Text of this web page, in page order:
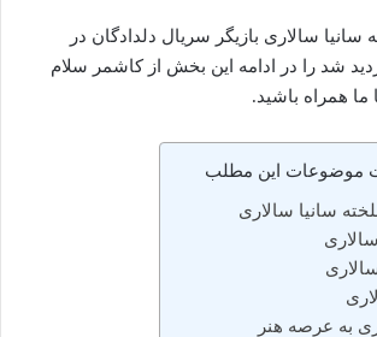
سالاری بازیگر سریال دلدادگان در
شد را در ادامه این بخش از کاشمر سلام
ما همراه باشید.
موضوعات این مطلب
سانیا سالاری
به عرصه هنر